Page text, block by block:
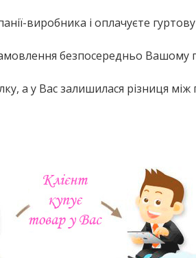
виробника і оплачуєте гуртову
безпосередньо Вашому
а у Вас залишилася різниця